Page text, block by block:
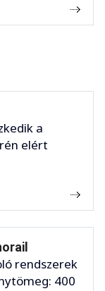
a
elért
rendszerek
400